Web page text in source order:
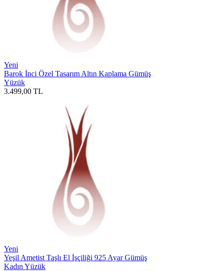
Yeni
Barok İnci Özel Tasarım Altın Kaplama Gümüş
Yüzük
3.499,00 TL
Yeni
Yeşil Ametist Taşlı El İşçiliği 925 Ayar Gümüş
Kadın Yüzük